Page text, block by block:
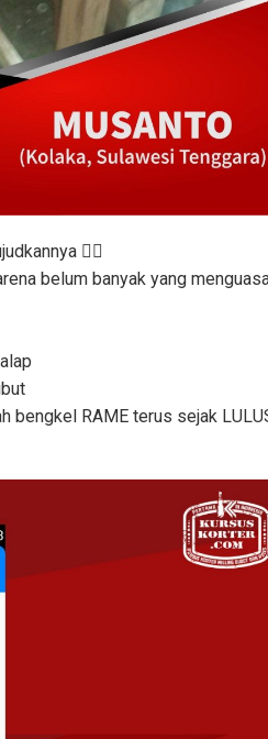
👇🏻
belum banyak yang
bengkel RAME terus sejak